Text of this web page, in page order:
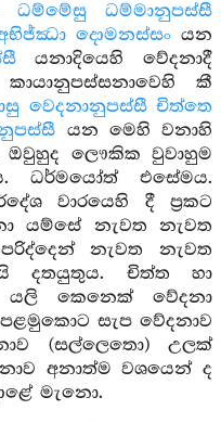
ධම්මේසු ධම්මානුපස්සී
දොමනස්සං යන
යනාදියෙහි වේදනාදී
කී
වෙදනානුපස්සී චිත්තෙ
යන මෙහි වනාහි
ඔවුහුද ලෞකික වුවාහුම
ධර්මයෝත් එසේමය.
වාරයෙහි දී ප්‍රකට
යම්සේ නැවත නැවත
නැවත නැවත
දතයුතුය. චිත්ත හා
යලි කෙනෙක් වේදනා
සැප වේදනාව
(සල්ලෙතො) උලක්
අනාත්ම වශයෙන් ද
මැනො.